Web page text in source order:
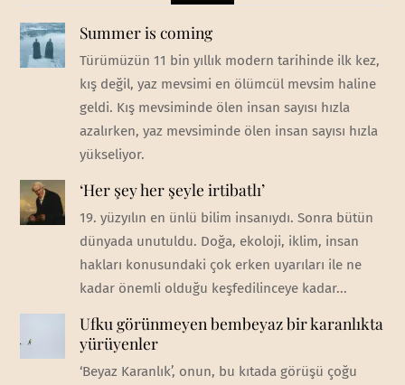
Summer is coming
Türümüzün 11 bin yıllık modern tarihinde ilk kez,
kış değil, yaz mevsimi en ölümcül mevsim haline
geldi. Kış mevsiminde ölen insan sayısı hızla
azalırken, yaz mevsiminde ölen insan sayısı hızla
yükseliyor.
‘Her şey her şeyle irtibatlı’
19. yüzyılın en ünlü bilim insanıydı. Sonra bütün
dünyada unutuldu. Doğa, ekoloji, iklim, insan
hakları konusundaki çok erken uyarıları ile ne
kadar önemli olduğu keşfedilinceye kadar...
Ufku görünmeyen bembeyaz bir karanlıkta
yürüyenler
‘Beyaz Karanlık’, onun, bu kıtada görüşü çoğu